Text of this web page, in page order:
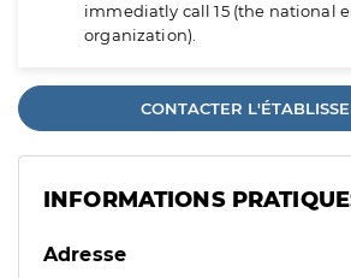
immediatly call 15 (the national
organization).
CONTACTER
INFORMATIONS
Adresse